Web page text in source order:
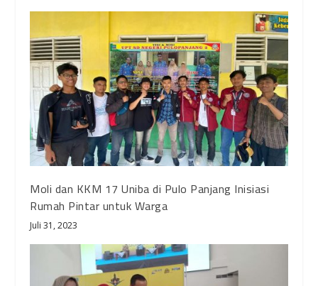
Moli dan KKM 17 Uniba di Pulo Panjang Inisiasi
Rumah Pintar untuk Warga
Juli 31, 2023